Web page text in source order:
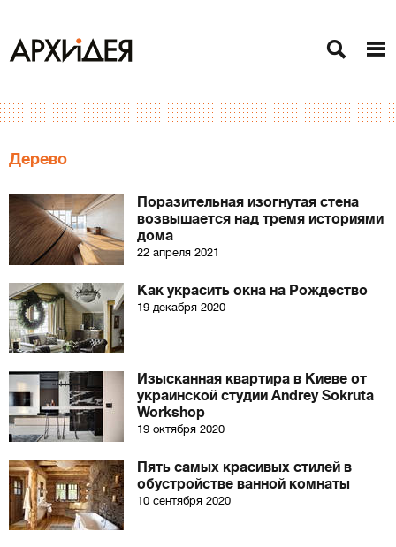
Дерево
Поразительная изогнутая стена
возвышается над тремя историями
дома
22 апреля 2021
Как украсить окна на Рождество
19 декабря 2020
Изысканная квартира в Киеве от
украинской студии Andrey Sokruta
Workshop
19 октября 2020
Пять самых красивых стилей в
обустройстве ванной комнаты
10 сентября 2020